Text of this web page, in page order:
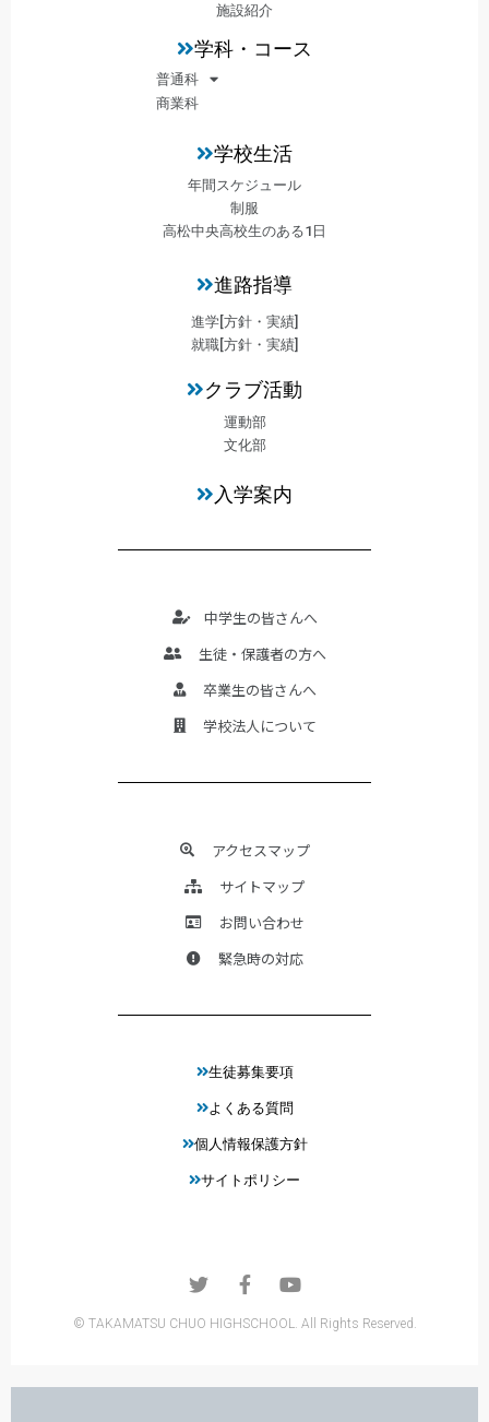
施設紹介
学科・コース
普通科
商業科
学校生活
年間スケジュール
制服
高松中央高校生のある1日
進路指導
進学[方針・実績]
就職[方針・実績]
クラブ活動
運動部
文化部
入学案内
中学生の皆さんへ
生徒・保護者の方へ
卒業生の皆さんへ
学校法人について
アクセスマップ
サイトマップ
お問い合わせ
緊急時の対応
生徒募集要項
よくある質問
個人情報保護方針
サイトポリシー
© TAKAMATSU CHUO HIGHSCHOOL. All Rights Reserved.